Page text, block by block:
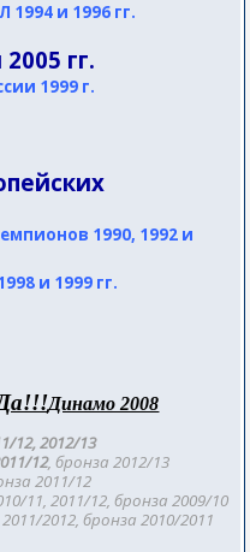
и 1996 гг.
гг.
1999 г.
1990, 1992 и
и 1999 гг.
Динамо 2008
12, 2012/13
12, бронза 2012/13
2011/12
11, 2011/12, бронза 2009/10
2012, бронза 2010/2011